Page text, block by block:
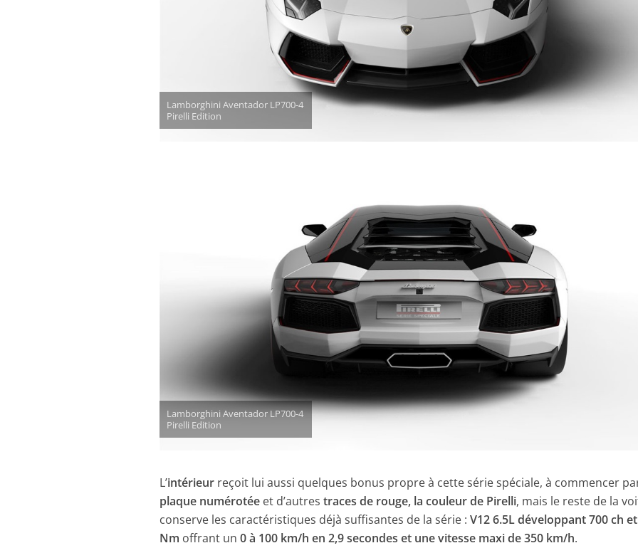
Lamborghini Aventador LP700-4
Pirelli Edition
Lamborghini Aventador LP700-4
Pirelli Edition
L’intérieur reçoit lui aussi quelques bonus propre à cette série spéciale, à commencer
plaque numérotée et d’autrestraces de rouge, la couleur de Pirelli, mais le reste de la
conserve les caractéristiques déjà suffisantes de la série :V12 6.5L développant 700 ch
Nm offrant un0 à 100 km/h en 2,9 secondes et une vitesse maxi de 350 km/h.